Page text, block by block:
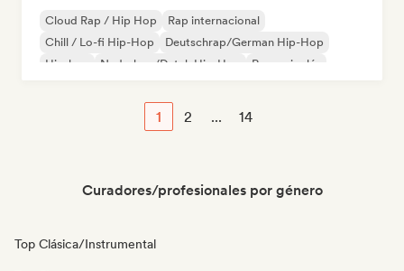
Cloud Rap / Hip Hop
Rap internacional
Chill / Lo-fi Hip-Hop
Deutschrap/German Hip-Hop
Hip-hop
Nederhop/Dutch Hip-Hop
Rap en inglés
1 2 ... 14
Curadores/profesionales por género
Top Clásica/Instrumental